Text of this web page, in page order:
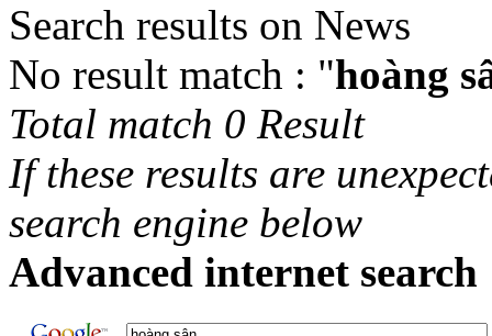
Search results on News
No result match : "hoàng
Total match 0 Result
If these results are
search engine below
Advanced internet search